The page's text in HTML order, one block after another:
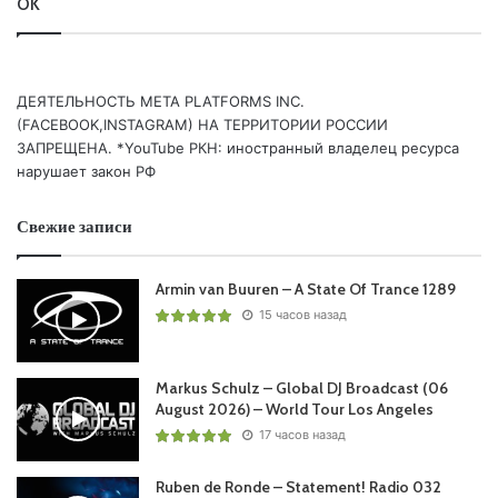
(Glynn Alan Remix)
07Paul Oakenfold& Aloe Blacc – I’m In Love (blklght
08 DJ Paul (AR) – Mahayana (Breaks Mix) /Perfecto/
09 Manolo – If You Never Leave /Perfecto/
10Paul Oakenfoldx Velvet Cash – Pray For Me (NERVO
Extended Remix) /Perfecto/
Понравился выпуск?
Пользовательская оценка:
OK
ДЕЯТЕЛЬНОСТЬ МЕТА PLATFORMS INC.
(FACEBOOK,INSTAGRAM) НА ТЕРРИТОРИИ РОССИИ
ЗАПРЕЩЕНА. *YouTube РКН: иностранный владелец ресурса
нарушает закон РФ
Свежие записи
Armin van Buuren – A State Of Trance 1289
15 часов назад
Markus Schulz – Global DJ Broadcast (06
August 2026) – World Tour Los Angeles
17 часов назад
Ruben de Ronde – Statement! Radio 032